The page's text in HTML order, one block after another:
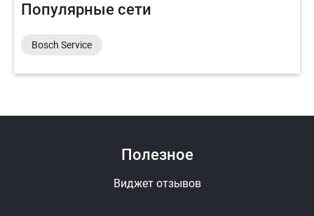
Популярные сети
Bosch Service
Полезное
Виджет отзывов